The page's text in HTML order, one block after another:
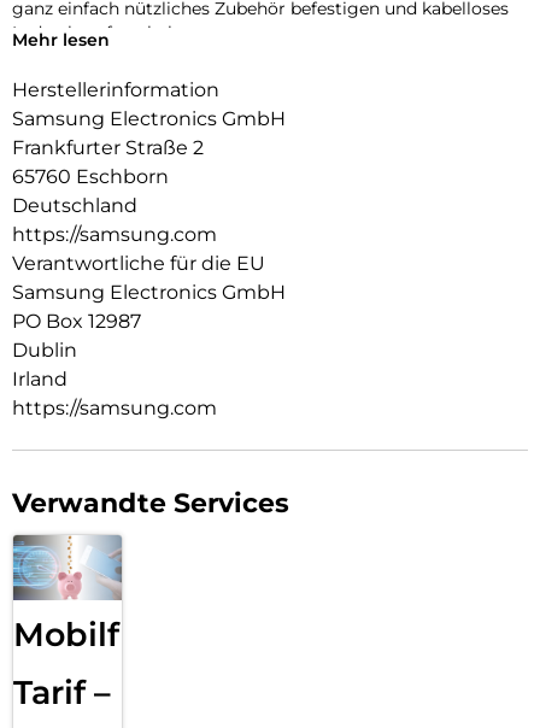
ganz einfach nützliches Zubehör befestigen und kabelloses
Laden komfortabel nutzen.
Mehr lesen
Herstellerinformation
Samsung Electronics GmbH
Frankfurter Straße 2
65760 Eschborn
Deutschland
https://samsung.com
Verantwortliche für die EU
Samsung Electronics GmbH
PO Box 12987
Dublin
Irland
https://samsung.com
Verwandte Services
Mobilfunk
Tarif –